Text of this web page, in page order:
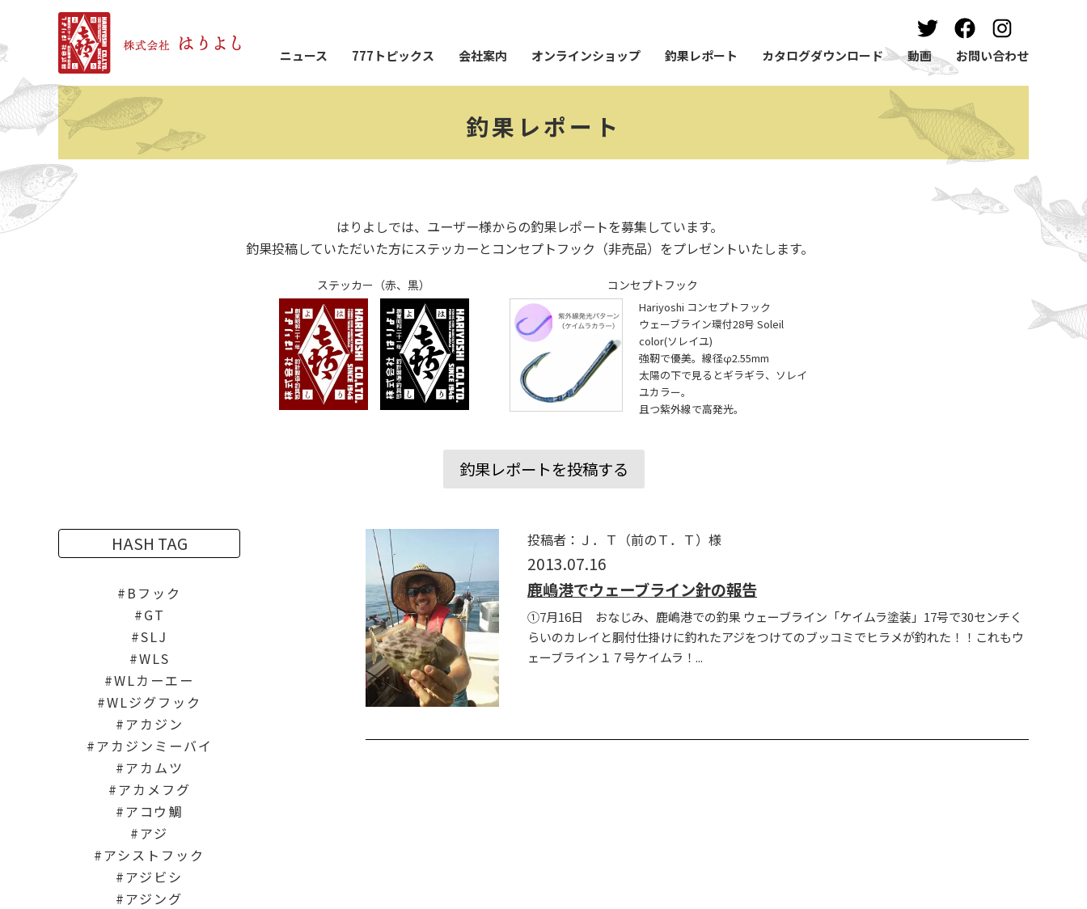
ニュース 777トピックス 会社案内 オンラインショップ 釣果レポート カタログダウンロード 動画 お問い合わせ
釣果レポート
はりよしでは、ユーザー様からの釣果レポートを募集しています。
釣果投稿していただいた方にステッカーとコンセプトフック（非売品）をプレゼントいたします。
ステッカー（赤、黒） コンセプトフック
Hariyoshi コンセプトフック
ウェーブライン環付28号 Soleil
color(ソレイユ)
強靭で優美。線径φ2.55mm
太陽の下で見るとギラギラ、ソレイ
ユカラー。
且つ紫外線で高発光。
釣果レポートを投稿する
投稿者：Ｊ．Ｔ（前のＴ．Ｔ）様
2013.07.16
鹿嶋港でウェーブライン針の報告
①7月16日 おなじみ、鹿嶋港での釣果 ウェーブライン「ケイムラ塗装」17号で30センチく
らいのカレイと胴付仕掛けに釣れたアジをつけてのブッコミでヒラメが釣れた！！これもウ
ェーブライン１７号ケイムラ！...
HASH TAG
Bフック
GT
SLJ
WLS
WLカーエー
WLジグフック
アカジン
アカジンミーバイ
アカムツ
アカメフグ
アコウ鯛
アジ
アシストフック
アジビシ
アジング